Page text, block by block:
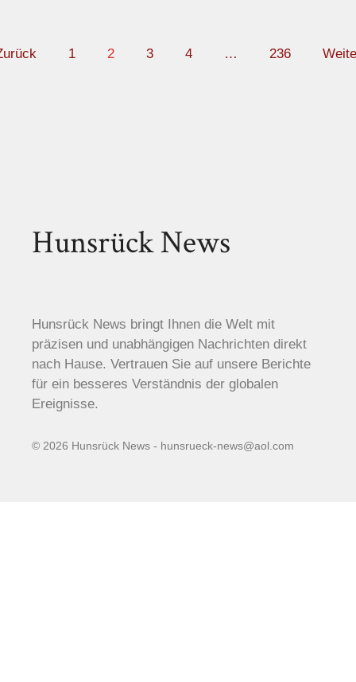
1 2 3 4 … 236
Hunsrück News
Hunsrück News bringt Ihnen die Welt mit
präzisen und unabhängigen Nachrichten direkt
nach Hause. Vertrauen Sie auf unsere Berichte
für ein besseres Verständnis der globalen
Ereignisse.
© 2026 Hunsrück News - hunsrueck-news@aol.com